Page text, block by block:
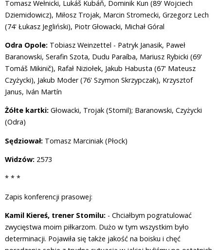
Tomasz Wełnicki, Lukáš Kubáň, Dominik Kun (89' Wojciech
Dziemidowicz), Miłosz Trojak, Marcin Stromecki, Grzegorz Lech
(74' Łukasz Jegliński), Piotr Głowacki, Michał Góral
Odra Opole: Tobiasz Weinzettel - Patryk Janasik, Paweł
Baranowski, Serafin Szota, Dudu Paraíba, Mariusz Rybicki (69'
Tomáš Mikinič), Rafał Niziołek, Jakub Habusta (67' Mateusz
Czyżycki), Jakub Moder (76' Szymon Skrzypczak), Krzysztof
Janus, Iván Martín
Żółte kartki: Głowacki, Trojak (Stomil); Baranowski, Czyżycki
(Odra)
Sędziował: Tomasz Marciniak (Płock)
Widzów: 2573
* * *
Zapis konferencji prasowej:
Kamil Kiereś, trener Stomilu: - Chciałbym pogratulować
zwycięstwa moim piłkarzom. Dużo w tym wszystkim było
determinacji. Pojawiła się także jakość na boisku i chęć